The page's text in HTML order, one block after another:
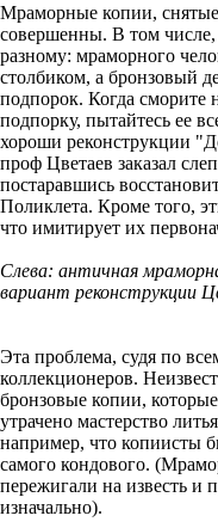
Мраморные копии, снятые
совершенны. В том числе,
разному: мраморного
столбиком, а бронзовый
подпорок. Когда сморите
подпорку, пытайтесь ее
хороши реконструкции
проф Цветаев заказал
постаравшись
Поликлета. Кроме того,
что имитирует их
Слева: античная
вариант реконструкции
Эта проблема, судя по
коллекционеров.
бронзовые копии,
утрачено мастерство
например, что копиисты
самого кондового.
пережигали на известь и
изначально).